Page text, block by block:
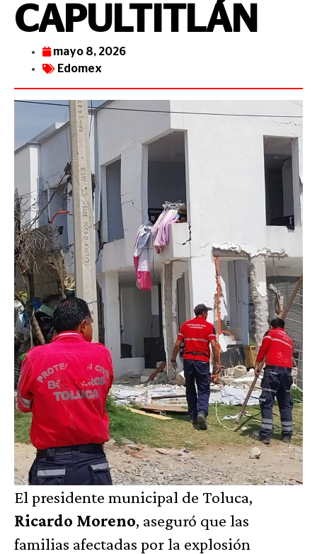
CAPULTITLÁN
mayo 8, 2026
Edomex
El presidente municipal de Toluca,
Ricardo Moreno, aseguró que las
familias afectadas por la explosión